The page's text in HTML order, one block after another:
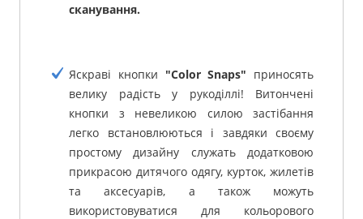
сканування.
Яскраві кнопки "Color Snaps" приносять
велику радість у рукоділлі! Витончені
кнопки з невеликою силою застібання
легко встановлюються і завдяки своєму
простому дизайну служать додатковою
прикрасою дитячого одягу, курток, жилетів
та аксесуарів, а також можуть
використовуватися для кольорового